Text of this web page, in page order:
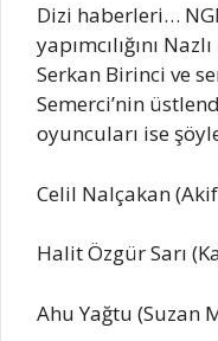
Dizi haberleri…
yapımcılığını
Serkan Birinci ve
Semerci’nin
oyuncuları ise
Celil Nalçakan
Halit Özgür Sarı
Ahu Yağtu (Suzan